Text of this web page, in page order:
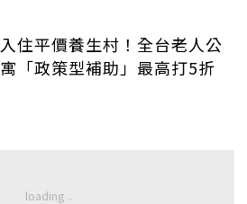
入住平價養生村！全台老人公
寓「政策型補助」最高打5折